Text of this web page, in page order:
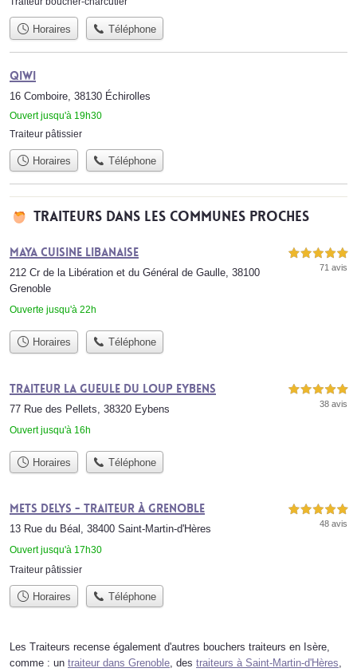
Horaires Téléphone
Qiwi
16 Comboire, 38130 Échirolles
Ouvert jusqu'à 19h30
Traiteur pâtissier
Horaires Téléphone
Traiteurs dans les communes proches
Maya Cuisine Libanaise
212 Cr de la Libération et du Général de Gaulle, 38100
Grenoble
Ouverte jusqu'à 22h
5,0 étoiles sur 5
71 avis
Horaires Téléphone
Traiteur la Gueule du loup Eybens
77 Rue des Pellets, 38320 Eybens
Ouvert jusqu'à 16h
5,0 étoiles sur 5
38 avis
Horaires Téléphone
METS DELYS - Traiteur à Grenoble
13 Rue du Béal, 38400 Saint-Martin-d'Hères
Ouvert jusqu'à 17h30
5,0 étoiles sur 5
48 avis
Traiteur pâtissier
Horaires Téléphone
Les Traiteurs recense également d'autres bouchers traiteurs en Isère,
comme : un traiteur dans Grenoble, des traiteurs à Saint-Martin-d'Hères,